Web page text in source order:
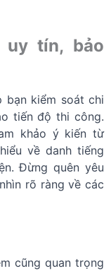
uy tín, bảo
bạn kiểm soát chi
tiến độ thi công.
khảo ý kiến từ
về danh tiếng
Đừng quên yêu
rõ ràng về các
cũng quan trọng